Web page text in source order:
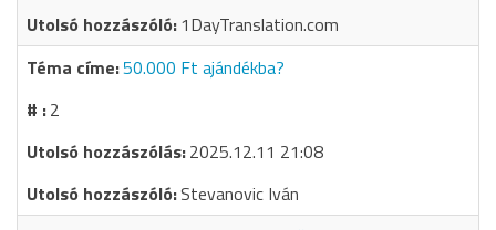
1DayTranslation.com
50.000 Ft ajándékba?
2
2025.12.11 21:08
Stevanovic Iván